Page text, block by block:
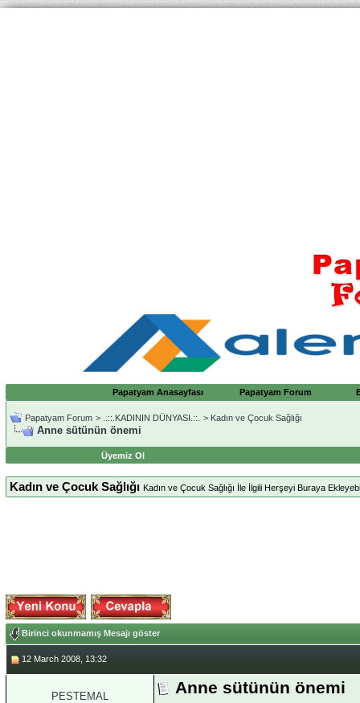
Papatyam Anasayfası Papatyam Forum
Papatyam Forum > ..::.KADININ DÜNYASI.::. > Kadın ve Çocuk Sağlığı
Anne sütünün önemi
Üyemiz Ol
Kadın ve Çocuk Sağlığı Kadın ve Çocuk Sağlığı İle İlgili Herşeyi Buraya
Birinci okunmamış Mesajı göster
12 March 2008, 13:32
PESTEMAL Anne sütünün önemi